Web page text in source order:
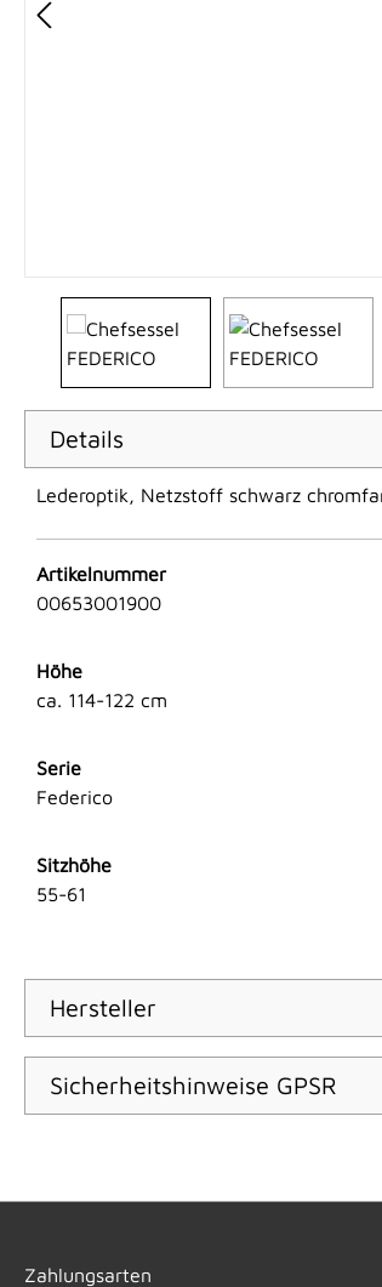
Details
Lederoptik, Netzstoff schwarz
Artikelnummer
00653001900
Höhe
ca. 114-122 cm
Serie
Federico
Sitzhöhe
55-61
Hersteller
Sicherheitshinweise GPSR
Zahlungsarten